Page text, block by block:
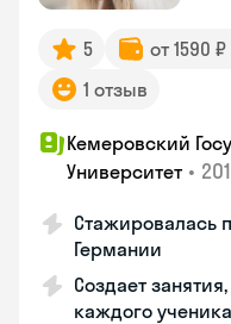
5 от 1590
1 отзыв
Кемеровский
Университет •
Стажировалась
Германии
Создает
каждого ученика